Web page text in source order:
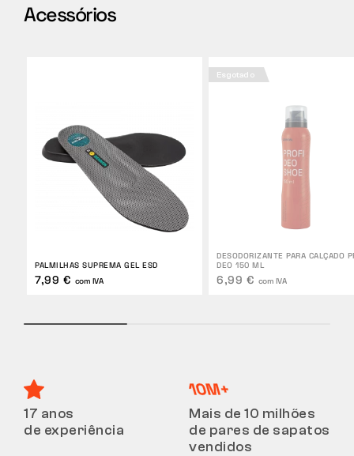
Acessórios
PALMILHAS SUPREMA GEL ESD
7,99 € com IVA
Esgotado
DESODORIZANTE PARA CALÇADO
DEO 150 ML
6,99 € com IVA
17 anos
de experiência
Mais de 10 milhões
de pares de sapatos
vendidos